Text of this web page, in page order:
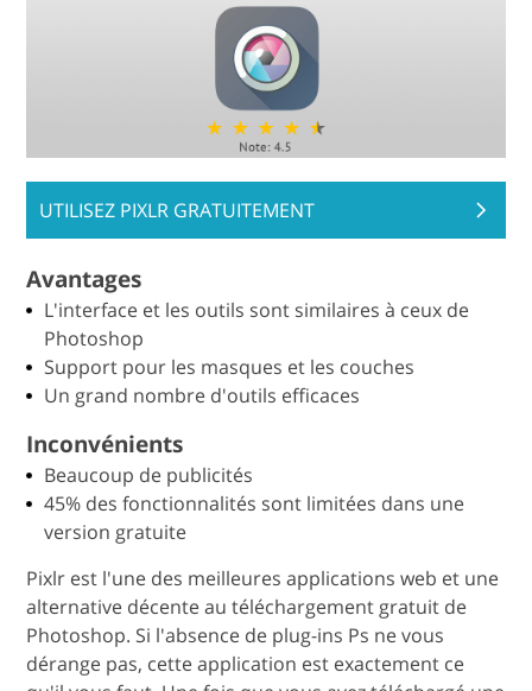
UTILISEZ PIXLR GRATUITEMENT
Avantages
L'interface et les outils sont similaires à ceux de
Photoshop
Support pour les masques et les couches
Un grand nombre d'outils efficaces
Inconvénients
Beaucoup de publicités
45% des fonctionnalités sont limitées dans une
version gratuite
Pixlr est l'une des meilleures applications web et une
alternative décente au téléchargement gratuit de
Photoshop. Si l'absence de plug-ins Ps ne vous
dérange pas, cette application est exactement ce